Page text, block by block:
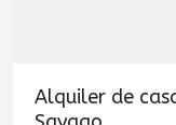
Alquiler de